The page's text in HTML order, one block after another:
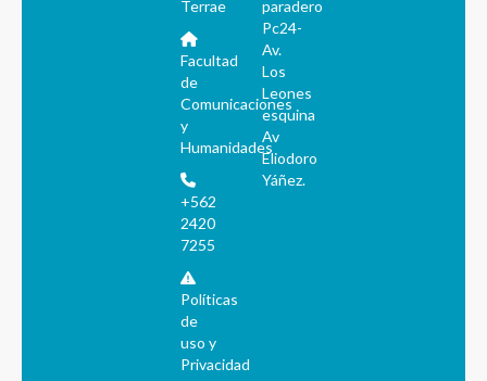
Terrae
Facultad
de
Comunicaciones
y
Humanidades
+562
2420
7255
Políticas
de
uso y
Privacidad
paradero
Pc24-
Av.
Los
Leones
esquina
Av
Eliodoro
Yáñez.